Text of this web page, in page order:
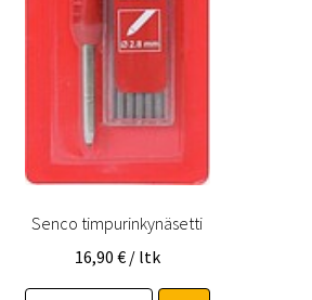
Senco timpurinkynäsetti
16,90 € / ltk